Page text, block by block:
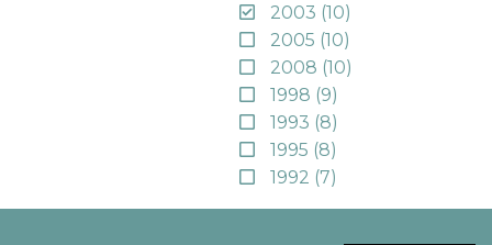
2003 (10)
2005 (10)
2008 (10)
1998 (9)
1993 (8)
1995 (8)
1992 (7)